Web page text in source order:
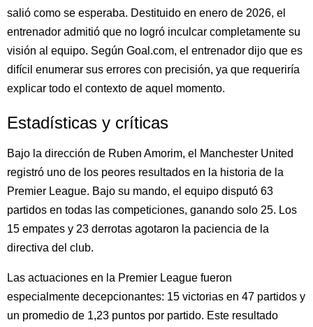
salió como se esperaba. Destituido en enero de 2026, el
entrenador admitió que no logró inculcar completamente su
visión al equipo. Según Goal.com, el entrenador dijo que es
difícil enumerar sus errores con precisión, ya que requeriría
explicar todo el contexto de aquel momento.
Estadísticas y críticas
Bajo la dirección de Ruben Amorim, el Manchester United
registró uno de los peores resultados en la historia de la
Premier League. Bajo su mando, el equipo disputó 63
partidos en todas las competiciones, ganando solo 25. Los
15 empates y 23 derrotas agotaron la paciencia de la
directiva del club.
Las actuaciones en la Premier League fueron
especialmente decepcionantes: 15 victorias en 47 partidos y
un promedio de 1,23 puntos por partido. Este resultado